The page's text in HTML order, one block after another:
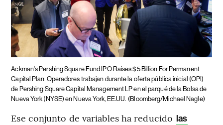
Ackman's Pershing Square Fund IPO Raises $5 Billion For Permanent
Capital Plan Operadores trabajan durante la oferta pública inicial (OPI)
de Pershing Square Capital Management LP en el parqué de la Bolsa de
Nueva York (NYSE) en Nueva York, EE.UU. (Bloomberg/Michael Nagle)
Ese conjunto de variables ha reducido las